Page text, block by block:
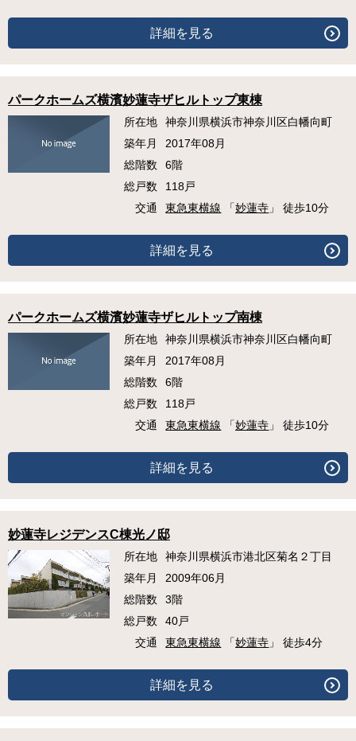
詳細を見る
パークホームズ横濱妙蓮寺ザヒルトップ東棟
所在地
神奈川県横浜市神奈川区白幡向町
築年月
2017年08月
総階数
6階
総戸数
118戸
交通
東急東横線 「妙蓮寺 」 徒歩10分
詳細を見る
パークホームズ横濱妙蓮寺ザヒルトップ南棟
所在地
神奈川県横浜市神奈川区白幡向町
築年月
2017年08月
総階数
6階
総戸数
118戸
交通
東急東横線 「妙蓮寺 」 徒歩10分
詳細を見る
妙蓮寺レジデンスC棟光ノ邸
所在地
神奈川県横浜市港北区菊名２丁目
築年月
2009年06月
総階数
3階
総戸数
40戸
交通
東急東横線 「妙蓮寺 」 徒歩4分
詳細を見る